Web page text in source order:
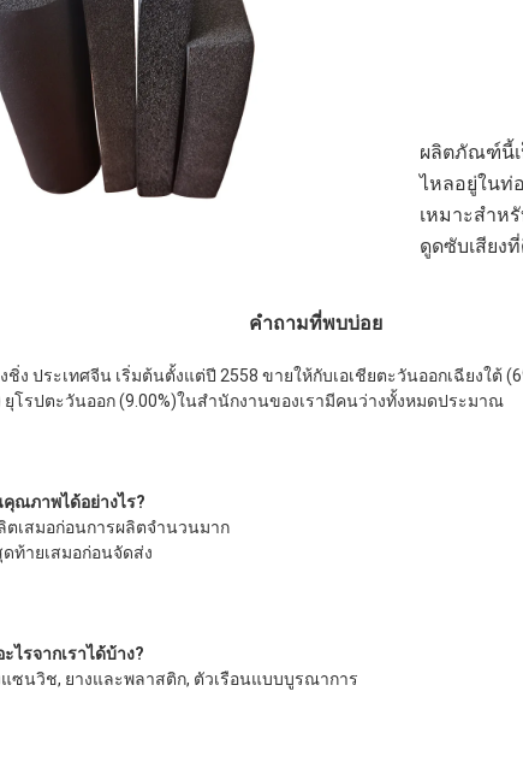
ผลิตภัณฑ์นี้
ไหลอยู่ในท่
เหมาะสำห
ดูดซับเสียงที่
คำถามที่พบบ่อย
ชิ่ง ประเทศจีน เริ่มต้นตั้งแต่ปี 2558 ขายให้กับเอเชียตะวันออกเฉียงใต้
ยุโรปตะวันออก (9.00%)ในสำนักงานของเรามีคนว่างทั้งหมดประมาณ
คุณภาพได้อย่างไร?
ตเสมอก่อนการผลิตจำนวนมาก
ท้ายเสมอก่อนจัดส่ง
รจากเราได้บ้าง?
แซนวิช, ยางและพลาสติก, ตัวเรือนแบบบูรณาการ